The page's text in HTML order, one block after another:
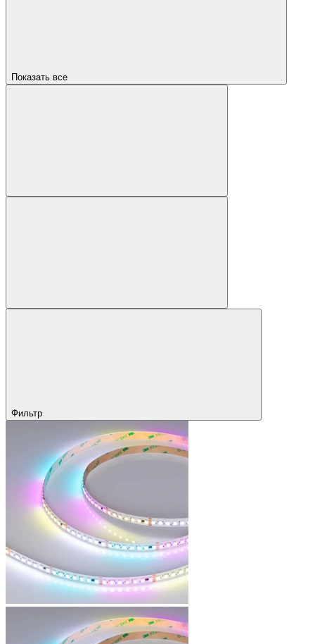
Показать все
Фильтр